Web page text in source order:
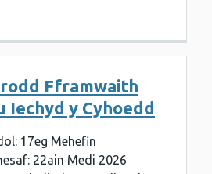
Fframwaith
Iechyd y Cyhoedd
17eg Mehefin
22ain Medi 2026